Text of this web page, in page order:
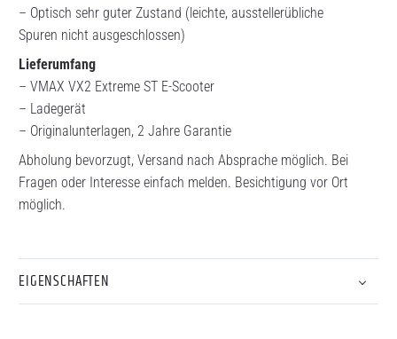
– Optisch sehr guter Zustand (leichte, ausstellerübliche
Spuren nicht ausgeschlossen)
Lieferumfang
– VMAX VX2 Extreme ST E-Scooter
– Ladegerät
– Originalunterlagen, 2 Jahre Garantie
Abholung bevorzugt, Versand nach Absprache möglich. Bei
Fragen oder Interesse einfach melden. Besichtigung vor Ort
möglich.
EIGENSCHAFTEN